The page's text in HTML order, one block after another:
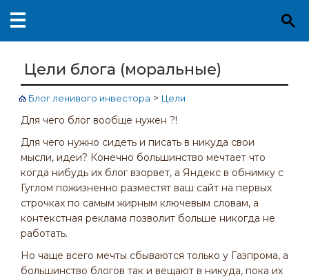
Цели блога (моральные)
Блог ленивого инвестора > Цели
Для чего блог вообще нужен ?!
Для чего нужно сидеть и писать в никуда свои
мысли, идеи? Конечно большинство мечтает что
когда нибудь их блог взорвет, а Яндекс в обнимку с
Гуглом пожизненно разместят ваш сайт на первых
строчках по самым жирным ключевым словам, а
контекстная реклама позволит больше никогда не
работать.
Но чаще всего мечты сбываются только у Газпрома, а
большинство блогов так и вещают в никуда, пока их